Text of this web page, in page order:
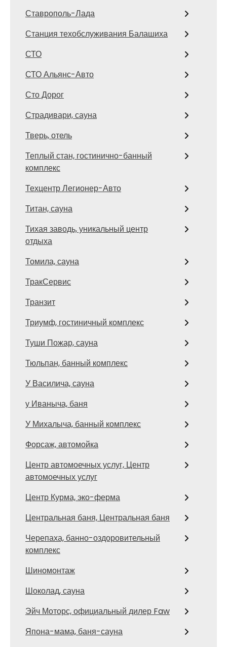
Ставрополь-Лада
Станция техобслуживания Балашиха
СТО
СТО Альянс-Авто
Сто Дорог
Страдивари, сауна
Тверь, отель
Теплый стан, гостинично-банный
комплекс
Техцентр Легионер-Авто
Титан, сауна
Тихая заводь, уникальный центр
отдыха
Томила, сауна
ТракСервис
Транзит
Триумф, гостиничный комплекс
Туши Пожар, сауна
Тюльпан, банный комплекс
У Василича, сауна
у Иваныча, баня
У Михалыча, банный комплекс
Форсаж, автомойка
Центр автомоечных услуг, Центр
автомоечных услуг
Центр Курма, эко-ферма
Центральная баня, Центральная баня
Черепаха, банно-оздоровительный
комплекс
Шиномонтаж
Шоколад, сауна
Эйч Моторс, официальный дилер Faw
Япона-мама, баня-сауна